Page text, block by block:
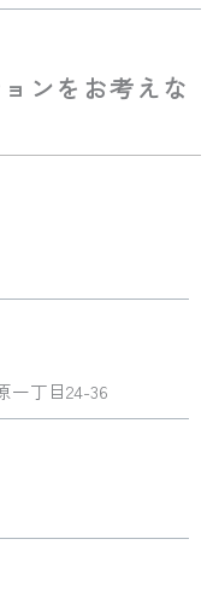
ンをお考えな
一丁目24-36